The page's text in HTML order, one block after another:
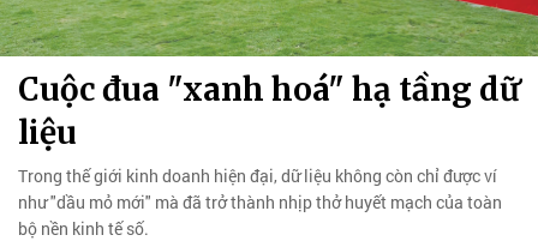
Cuộc đua "xanh hoá" hạ tầng dữ
liệu
Trong thế giới kinh doanh hiện đại, dữ liệu không còn chỉ được ví
như "dầu mỏ mới" mà đã trở thành nhịp thở huyết mạch của toàn
bộ nền kinh tế số.